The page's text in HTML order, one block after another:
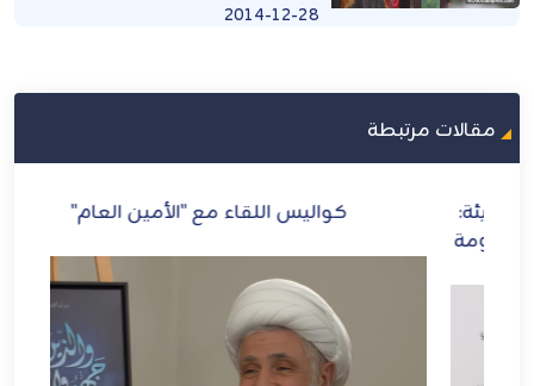
2014-12-28
مقالات مرتبطة
كواليس اللقاء مع "الأمين العام"